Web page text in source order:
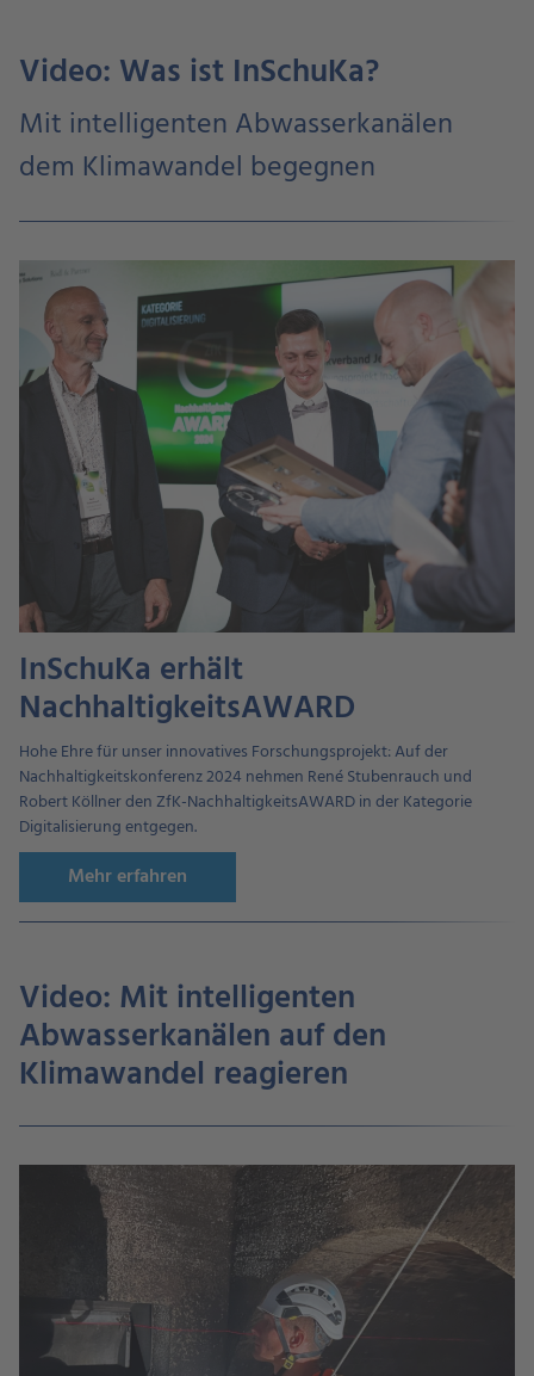
Video: Was ist InSchuKa?
Mit intelligenten Abwasserkanälen
dem Klimawandel begegnen
InSchuKa erhält
NachhaltigkeitsAWARD
Hohe Ehre für unser innovatives Forschungsprojekt: Auf der
Nachhaltigkeitskonferenz 2024 nehmen René Stubenrauch und
Robert Köllner den ZfK-NachhaltigkeitsAWARD in der Kategorie
Digitalisierung entgegen.
Mehr erfahren
Video: Mit intelligenten
Abwasserkanälen auf den
Klimawandel reagieren